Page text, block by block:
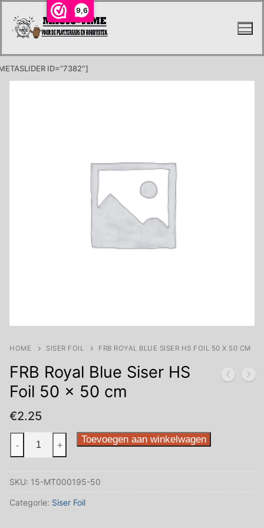
9,6
naar
ID=”7382″]
HOME SISER FOIL FRB ROYAL BLUE SISER HS FOIL 50 X 50 CM
FRB Royal Blue Siser HS
Foil 50 x 50 cm
€2.25
Royal
Siser
HS
- + Toevoegen aan winkelwagen
SKU: 15-MT000195-50
Categorie: Siser Foil